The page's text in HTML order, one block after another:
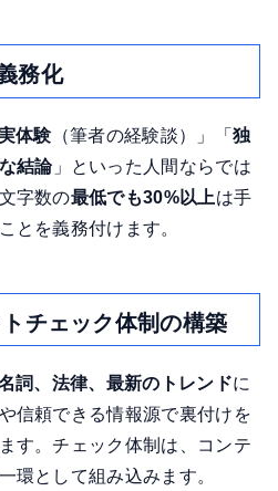
務化
体験（筆者の経験談）」「独
結論」といった人間ならでは
字数の最低でも30%以上は手
とを義務付けます。
チェック体制の構築
詞、法律、最新のトレンドに
信頼できる情報源で裏付けを
す。チェック体制は、コンテ
環として組み込みます。